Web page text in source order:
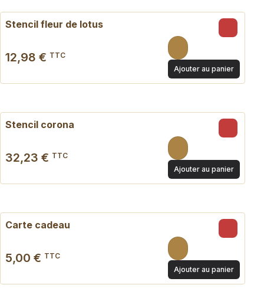
Stencil fleur de lotus
12,98 € TTC
Ajouter au panier
Stencil corona
32,23 € TTC
Ajouter au panier
Carte cadeau
5,00 € TTC
Ajouter au panier